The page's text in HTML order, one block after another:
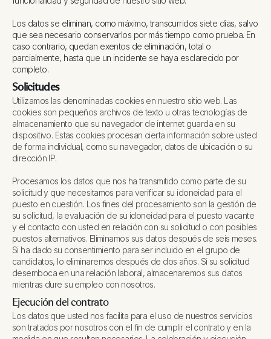
Los datos se eliminan, como máximo, transcurridos siete días, salvo
que sea necesario conservarlos por más tiempo como prueba. En
caso contrario, quedan exentos de eliminación, total o
parcialmente, hasta que un incidente se haya esclarecido por
completo.
Solicitudes
Utilizamos las denominadas cookies en nuestro sitio web. Las
cookies son pequeños archivos de texto u otras tecnologías de
almacenamiento que su navegador de internet guarda en su
dispositivo. Estas cookies procesan cierta información sobre usted
de forma individual, como su navegador, datos de ubicación o su
dirección IP.
Procesamos los datos que nos ha transmitido como parte de su
solicitud y que necesitamos para verificar su idoneidad para el
puesto en cuestión. Los fines del procesamiento son la gestión de
su solicitud, la evaluación de su idoneidad para el puesto vacante
y el contacto con usted en relación con su solicitud o con posibles
puestos alternativos. Eliminamos sus datos después de seis meses.
Si ha dado su consentimiento para ser incluido en el grupo de
candidatos, lo eliminaremos después de dos años. Si su solicitud
desemboca en una relación laboral, almacenaremos sus datos
mientras dure su empleo con nosotros.
Ejecución del contrato
Los datos que usted nos facilita para el uso de nuestros servicios
son tratados por nosotros con el fin de cumplir el contrato y en la